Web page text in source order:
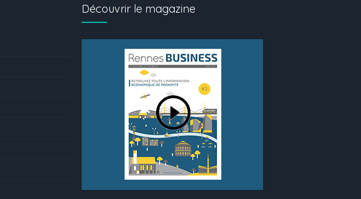
Découvrir le magazine